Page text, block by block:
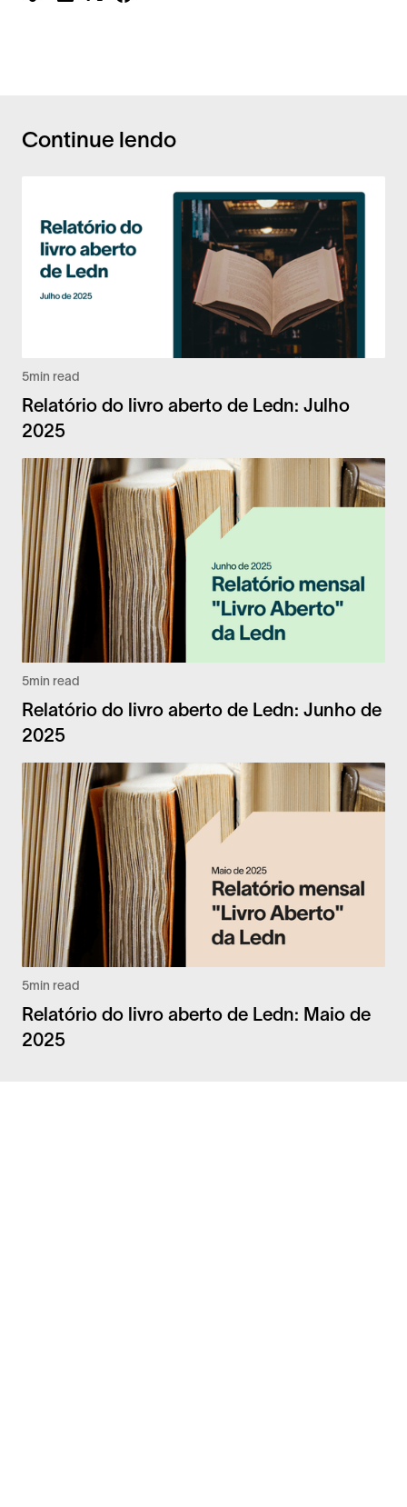
Continue lendo
5min read
Relatório do livro aberto de Ledn: Julho
2025
5min read
Relatório do livro aberto de Ledn: Junho de
2025
5min read
Relatório do livro aberto de Ledn: Maio de
2025